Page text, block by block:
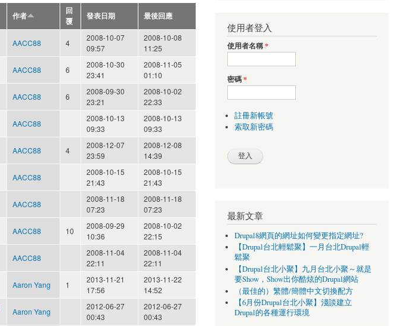
作者
回
覆
發表日期 最後回應
AACC88 4
2008-10-07
09:57
2008-10-08
11:25
AACC88 6
2008-10-30
23:41
2008-11-05
01:10
AACC88 6
2008-09-30
23:21
2008-10-02
22:33
AACC88
2008-10-13
09:33
2008-10-13
09:33
AACC88 4
2008-12-07
23:59
2008-12-08
14:39
AACC88
2008-10-15
21:43
2008-10-15
21:43
AACC88
2008-11-18
07:23
2008-11-18
07:23
AACC88 10
2008-09-29
10:36
2008-10-02
22:15
AACC88
2008-11-04
22:11
2008-11-04
22:11
Aaron Yang 1
2013-11-21
17:56
2013-11-22
14:52
Aaron Yang
2012-06-27
00:43
2012-06-27
00:43
使用者登入
使用者名稱*
密碼*
註冊新帳號
索取新密碼
最新文章
Drupal8網頁的網址如何變更指定網址?
【Drupal台北輕鬆聚】一月台北Drupal輕
鬆聚
【Drupal台北小聚】九月台北小聚～就是
要Show，Show出你酷炫的Drupal網站
（最佳的）繁體/簡體中文切換配方
【6月份Drupal台北小聚】淺談建立
Drupal的各種運行環境